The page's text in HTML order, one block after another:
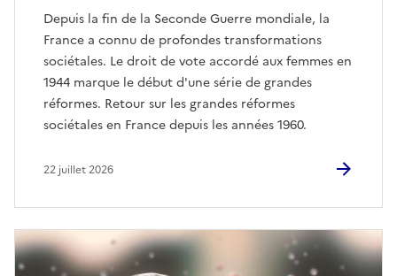
Depuis la fin de la Seconde Guerre mondiale, la
France a connu de profondes transformations
sociétales. Le droit de vote accordé aux femmes en
1944 marque le début d'une série de grandes
réformes. Retour sur les grandes réformes
sociétales en France depuis les années 1960.
22 juillet 2026